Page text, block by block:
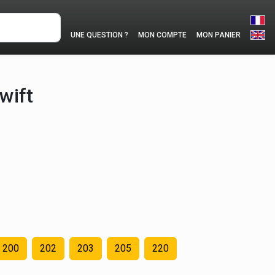
UNE QUESTION ? MON COMPTE MON PANIER
200 202 203 205 220